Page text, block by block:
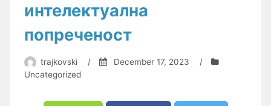
интелектуална
попреченост
trajkovski / December 17, 2023
/
Uncategorized